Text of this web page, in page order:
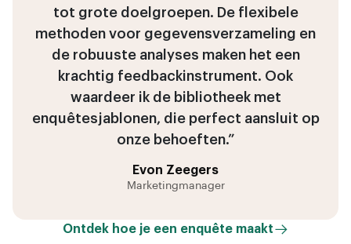
tot grote doelgroepen. De flexibele
methoden voor gegevensverzameling en
de robuuste analyses maken het een
krachtig feedbackinstrument. Ook
waardeer ik de bibliotheek met
enquêtesjablonen, die perfect aansluit op
onze behoeften.”
Evon Zeegers
Marketingmanager
Ontdek hoe je een enquête maakt